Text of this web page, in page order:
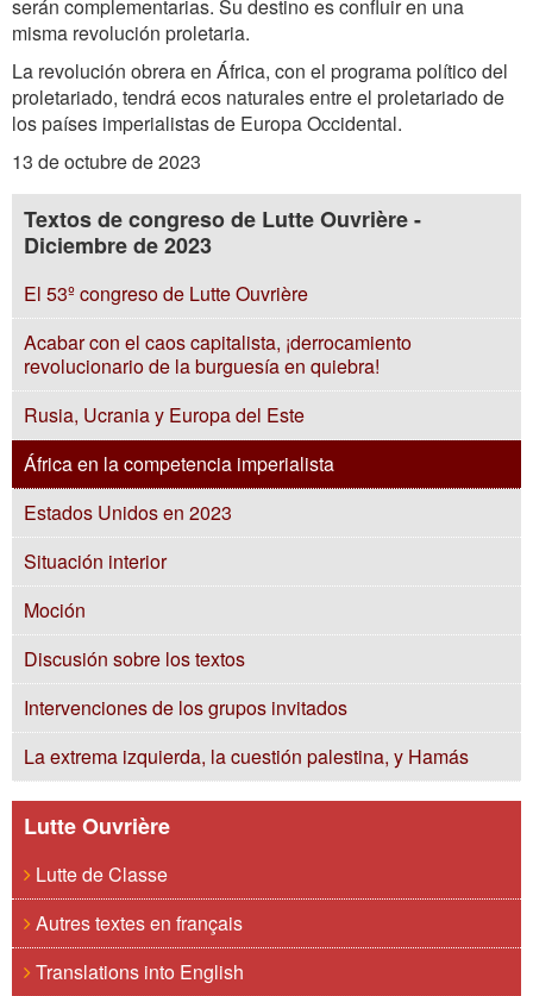
serán complementarias. Su destino es confluir en una
misma revolución proletaria.
La revolución obrera en África, con el programa político del
proletariado, tendrá ecos naturales entre el proletariado de
los países imperialistas de Europa Occidental.
13 de octubre de 2023
Textos de congreso de Lutte Ouvrière -
Diciembre de 2023
El 53º congreso de Lutte Ouvrière
Acabar con el caos capitalista, ¡derrocamiento
revolucionario de la burguesía en quiebra!
Rusia, Ucrania y Europa del Este
África en la competencia imperialista
Estados Unidos en 2023
Situación interior
Moción
Discusión sobre los textos
Intervenciones de los grupos invitados
La extrema izquierda, la cuestión palestina, y Hamás
Lutte Ouvrière
Lutte de Classe
Autres textes en français
Translations into English